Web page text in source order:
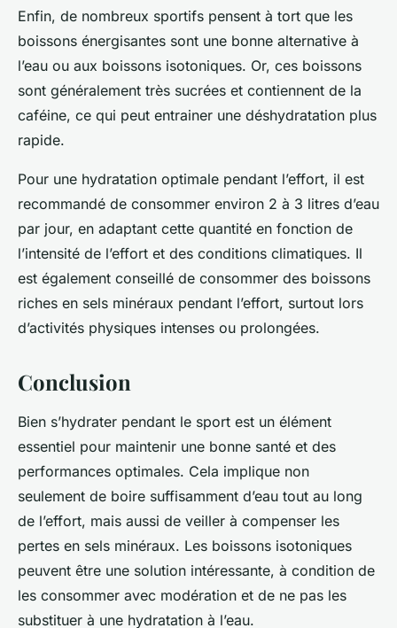
Enfin, de nombreux sportifs pensent à tort que les
boissons énergisantes sont une bonne alternative à
l’eau ou aux boissons isotoniques. Or, ces boissons
sont généralement très sucrées et contiennent de la
caféine, ce qui peut entrainer une déshydratation plus
rapide.
Pour une hydratation optimale pendant l’effort, il est
recommandé de consommer environ 2 à 3 litres d’eau
par jour, en adaptant cette quantité en fonction de
l’intensité de l’effort et des conditions climatiques. Il
est également conseillé de consommer des boissons
riches en sels minéraux pendant l’effort, surtout lors
d’activités physiques intenses ou prolongées.
Conclusion
Bien s’hydrater pendant le sport est un élément
essentiel pour maintenir une bonne santé et des
performances optimales. Cela implique non
seulement de boire suffisamment d’eau tout au long
de l’effort, mais aussi de veiller à compenser les
pertes en sels minéraux. Les boissons isotoniques
peuvent être une solution intéressante, à condition de
les consommer avec modération et de ne pas les
substituer à une hydratation à l’eau.